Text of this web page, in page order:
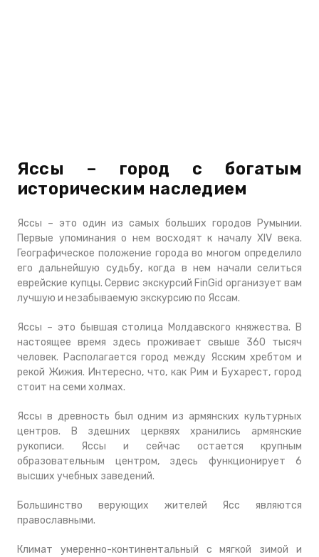
Яссы – город с богатым
историческим наследием
Яссы – это один из самых больших городов Румынии.
Первые упоминания о нем восходят к началу XIV века.
Географическое положение города во многом определило
его дальнейшую судьбу, когда в нем начали селиться
еврейские купцы. Сервис экскурсий FinGid организует вам
лучшую и незабываемую экскурсию по Яссам.
Яссы – это бывшая столица Молдавского княжества. В
настоящее время здесь проживает свыше 360 тысяч
человек. Располагается город между Ясским хребтом и
рекой Жижия. Интересно, что, как Рим и Бухарест, город
стоит на семи холмах.
Яссы в древность был одним из армянских культурных
центров. В здешних церквях хранились армянские
рукописи. Яссы и сейчас остается крупным
образовательным центром, здесь функционирует 6
высших учебных заведений.
Большинство верующих жителей Ясс являются
православными.
Климат умеренно-континентальный с мягкой зимой и